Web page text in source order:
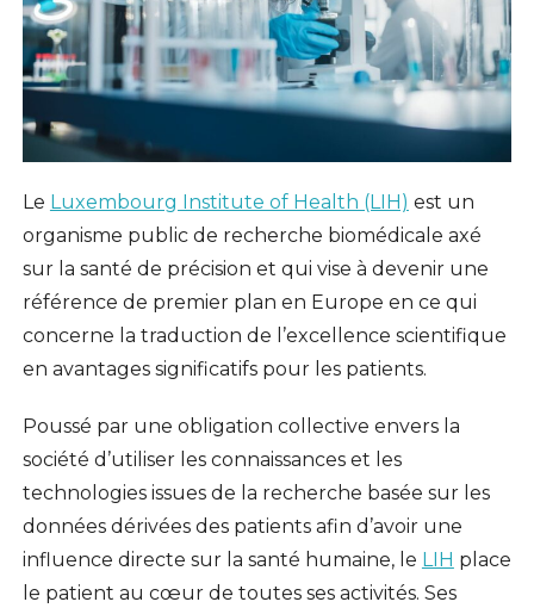
Le Luxembourg Institute of Health (LIH) est un
organisme public de recherche biomédicale axé
sur la santé de précision et qui vise à devenir une
référence de premier plan en Europe en ce qui
concerne la traduction de l’excellence scientifique
en avantages significatifs pour les patients.
Poussé par une obligation collective envers la
société d’utiliser les connaissances et les
technologies issues de la recherche basée sur les
données dérivées des patients afin d’avoir une
influence directe sur la santé humaine, le LIH place
le patient au cœur de toutes ses activités. Ses